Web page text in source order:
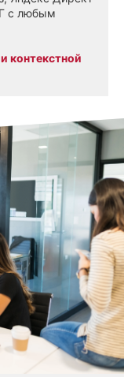
с любым
контекстной